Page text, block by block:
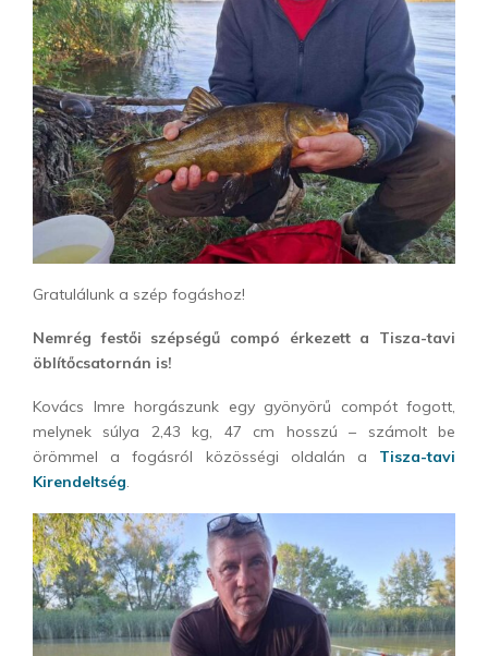
Gratulálunk a szép fogáshoz!
Nemrég festői szépségű compó érkezett a Tisza-tavi
öblítőcsatornán is!
Kovács Imre horgászunk egy gyönyörű compót fogott,
melynek súlya 2,43 kg, 47 cm hosszú – számolt be
örömmel a fogásról közösségi oldalán a Tisza-tavi
Kirendeltség.